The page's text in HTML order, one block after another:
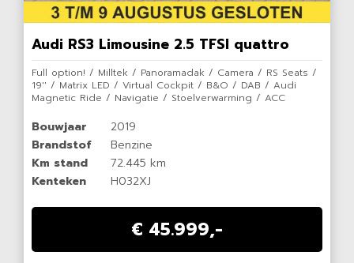
Audi RS3 Limousine 2.5 TFSI quattro
Full option! / Milltek / Panoramadak / Camera / RS Seats /
19'' / Matrix LED / Virtual Cockpit / B&O / DAB / Audi
Magnetic Ride / Navigatie / Stoelverwarming / ACC
Bouwjaar
2019
Brandstof
Benzine
Km stand
72.445 km
Kenteken
H032XJ
€ 45.999,-